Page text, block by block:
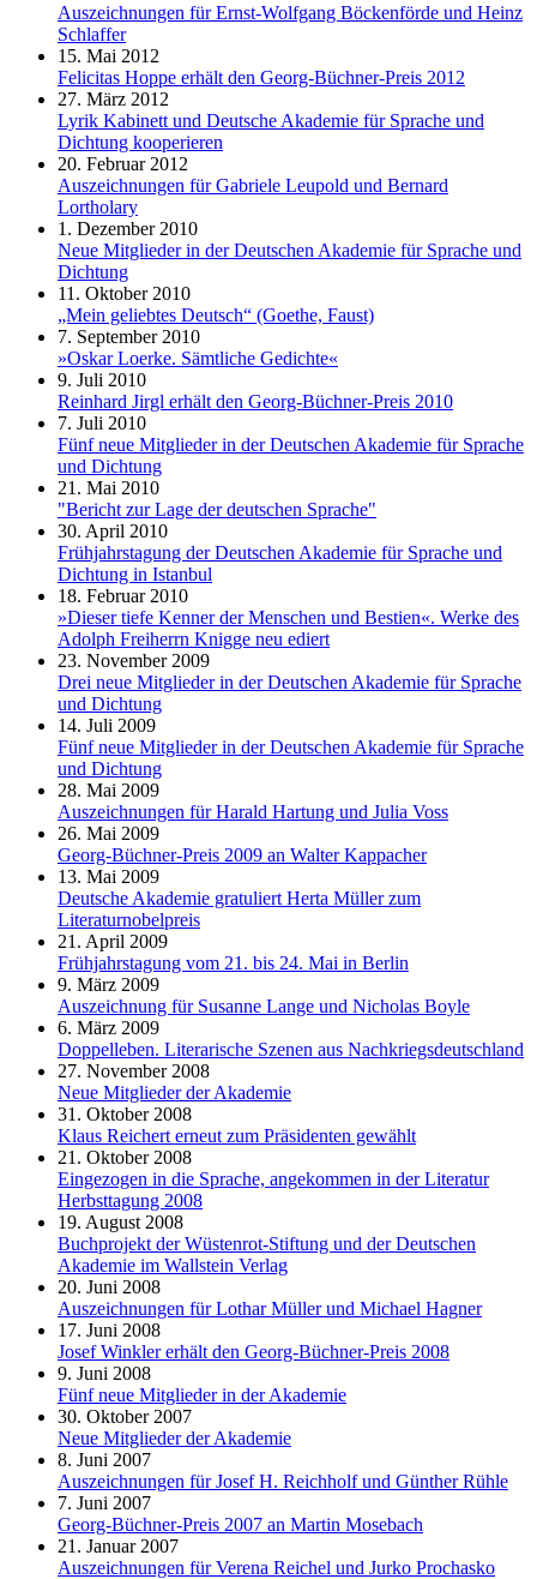
Auszeichnungen für Ernst-Wolfgang Böckenförde und Heinz
Schlaffer
15. Mai 2012
Felicitas Hoppe erhält den Georg-Büchner-Preis 2012
27. März 2012
Lyrik Kabinett und Deutsche Akademie für Sprache und
Dichtung kooperieren
20. Februar 2012
Auszeichnungen für Gabriele Leupold und Bernard
Lortholary
1. Dezember 2010
Neue Mitglieder in der Deutschen Akademie für Sprache und
Dichtung
11. Oktober 2010
„Mein geliebtes Deutsch“ (Goethe, Faust)
7. September 2010
»Oskar Loerke. Sämtliche Gedichte«
9. Juli 2010
Reinhard Jirgl erhält den Georg-Büchner-Preis 2010
7. Juli 2010
Fünf neue Mitglieder in der Deutschen Akademie für Sprache
und Dichtung
21. Mai 2010
"Bericht zur Lage der deutschen Sprache"
30. April 2010
Frühjahrstagung der Deutschen Akademie für Sprache und
Dichtung in Istanbul
18. Februar 2010
»Dieser tiefe Kenner der Menschen und Bestien«. Werke des
Adolph Freiherrn Knigge neu ediert
23. November 2009
Drei neue Mitglieder in der Deutschen Akademie für Sprache
und Dichtung
14. Juli 2009
Fünf neue Mitglieder in der Deutschen Akademie für Sprache
und Dichtung
28. Mai 2009
Auszeichnungen für Harald Hartung und Julia Voss
26. Mai 2009
Georg-Büchner-Preis 2009 an Walter Kappacher
13. Mai 2009
Deutsche Akademie gratuliert Herta Müller zum
Literaturnobelpreis
21. April 2009
Frühjahrstagung vom 21. bis 24. Mai in Berlin
9. März 2009
Auszeichnung für Susanne Lange und Nicholas Boyle
6. März 2009
Doppelleben. Literarische Szenen aus Nachkriegsdeutschland
27. November 2008
Neue Mitglieder der Akademie
31. Oktober 2008
Klaus Reichert erneut zum Präsidenten gewählt
21. Oktober 2008
Eingezogen in die Sprache, angekommen in der Literatur
Herbsttagung 2008
19. August 2008
Buchprojekt der Wüstenrot-Stiftung und der Deutschen
Akademie im Wallstein Verlag
20. Juni 2008
Auszeichnungen für Lothar Müller und Michael Hagner
17. Juni 2008
Josef Winkler erhält den Georg-Büchner-Preis 2008
9. Juni 2008
Fünf neue Mitglieder in der Akademie
30. Oktober 2007
Neue Mitglieder der Akademie
8. Juni 2007
Auszeichnungen für Josef H. Reichholf und Günther Rühle
7. Juni 2007
Georg-Büchner-Preis 2007 an Martin Mosebach
21. Januar 2007
Auszeichnungen für Verena Reichel und Jurko Prochasko